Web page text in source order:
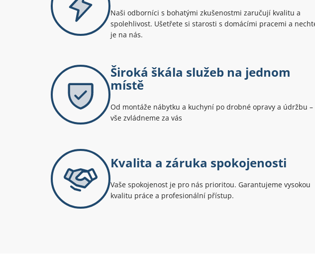
Naši odborníci s bohatými zkušenostmi zaručují kvalitu a
spolehlivost. Ušetřete si starosti s domácími pracemi a
je na nás.
Široká škála služeb na jednom
místě
Od montáže nábytku a kuchyní po drobné opravy a údržbu –
vše zvládneme za vás
Kvalita a záruka spokojenosti
Vaše spokojenost je pro nás prioritou. Garantujeme vysokou
kvalitu práce a profesionální přístup.